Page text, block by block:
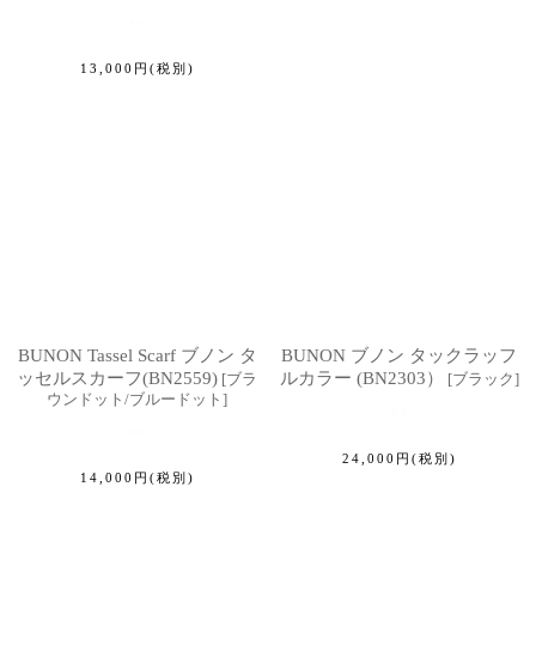
13,000 円 (税別)
BUNON Tassel Scarf ブノン タ
ッセルスカーフ(BN2559) [ブラ
ウンドット/ブルードット ]
14,000 円 (税別)
BUNON ブノン タックラッフ
ルカラー (BN2303）
[ブラック]
24,000 円 (税別)